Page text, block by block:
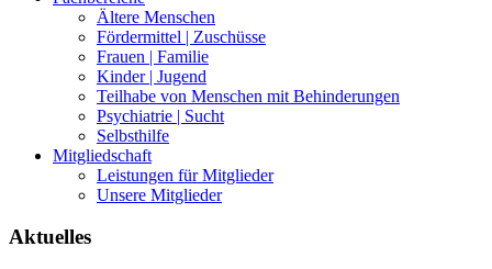
Ältere Menschen
Fördermittel | Zuschüsse
Frauen | Familie
Kinder | Jugend
Teilhabe von Menschen mit Behinderungen
Psychiatrie | Sucht
Selbsthilfe
Mitgliedschaft
Leistungen für Mitglieder
Unsere Mitglieder
Aktuelles